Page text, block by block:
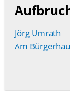
Jörg Umrath
Am